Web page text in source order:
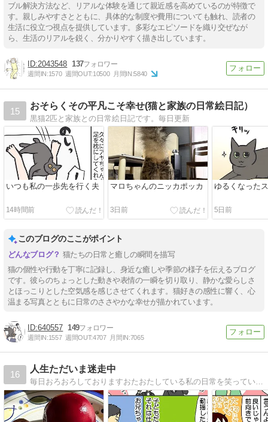
ブル解決方法など、リアルな体験を通じて親近感を高めているのが特徴で
す。親しみやすさとともに、具体的な制度や費用についても触れ、読者の
生活に役立つ視点を提供しています。多彩なエピソードを織り交ぜなが
ら、生活のリアルを鋭く、分かりやすく描き出しています。
2043548 137
週間IN:1570 週間OUT:10500 月間IN:5840
15
おそらくその平凡こそ幸せ(猫と家族の日常絵日記）
黒猫2匹と家族との日常絵日記です。毎日更新
いつも私の一歩先を行く夫
14時間前
マロちゃんのニッカポッカ
3日前
ゆるくなった
5日前
このブログのここがポイント
猫たちの日常と癒しの瞬間を描写
猫の個性や行動を丁寧に記録し、身近な癒しや季節の様子を伝えるブログ
です。彼らのちょっとした動きや表情の一瞬を切り取り、静かな愛らしさ
とほっこりとした空気感を感じさせてくれます。猫好きの感性に響く、心
温まる写真とともに日常のささやかな幸せが描かれています。
640557 149
週間IN:1557 週間OUT:4707 月間IN:7065
16
人生ただいま迷走中
毎日おろおろしておりますおたおたしている私の日常を笑っていただければこれ幸い